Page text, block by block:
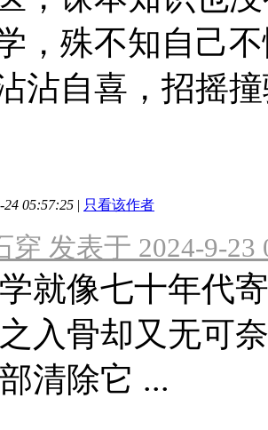
，殊不知自己
沾自喜，招摇
05:57:25 | 只看该作者
穿 发表于 2024-9-23
就像七十年代
入骨却又无可
清除它 ...